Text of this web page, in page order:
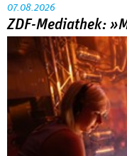
07.08.2026
ZDF-Mediathek: